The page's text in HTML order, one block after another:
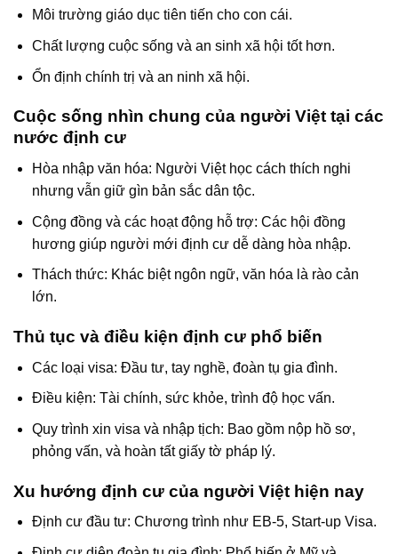
Môi trường giáo dục tiên tiến cho con cái.
Chất lượng cuộc sống và an sinh xã hội tốt hơn.
Ổn định chính trị và an ninh xã hội.
Cuộc sống nhìn chung của người Việt tại các
nước định cư
Hòa nhập văn hóa: Người Việt học cách thích nghi
nhưng vẫn giữ gìn bản sắc dân tộc.
Cộng đồng và các hoạt động hỗ trợ: Các hội đồng
hương giúp người mới định cư dễ dàng hòa nhập.
Thách thức: Khác biệt ngôn ngữ, văn hóa là rào cản
lớn.
Thủ tục và điều kiện định cư phổ biến
Các loại visa: Đầu tư, tay nghề, đoàn tụ gia đình.
Điều kiện: Tài chính, sức khỏe, trình độ học vấn.
Quy trình xin visa và nhập tịch: Bao gồm nộp hồ sơ,
phỏng vấn, và hoàn tất giấy tờ pháp lý.
Xu hướng định cư của người Việt hiện nay
Định cư đầu tư: Chương trình như EB-5, Start-up Visa.